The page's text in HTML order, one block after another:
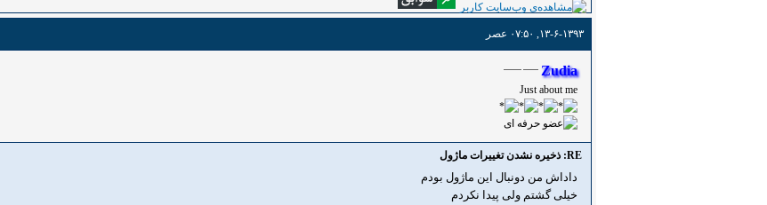
۱۳-۶-۱۳۹۳, ۰۷:۵۰ عصر
Zudia
Just about me
RE: ذخیره نشدن تغییرات ماژول
داداش من دونبال این ماژول بودم
خیلی گشتم ولی پیدا نکردم